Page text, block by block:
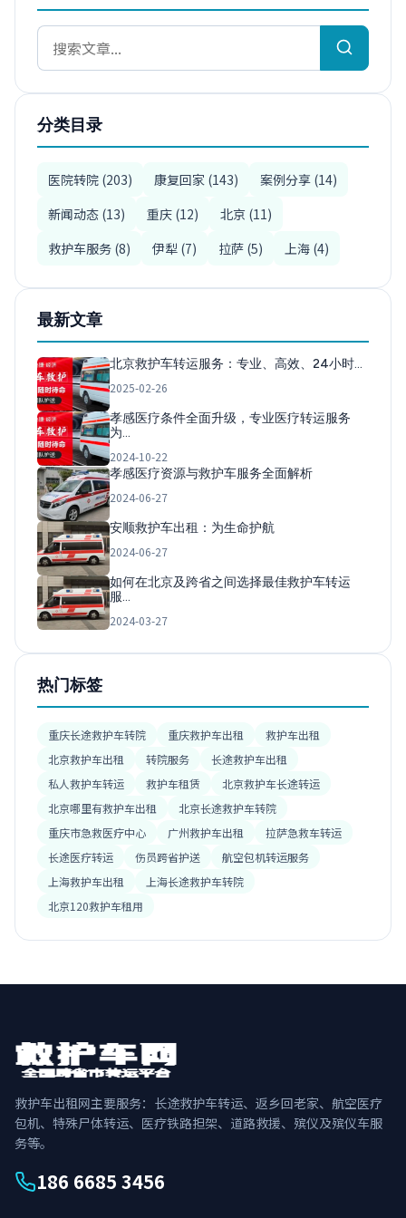
分类目录
医院转院 (203) 康复回家 (143)
案例分享 (14)
新闻动态 (13)
重庆 (12)
北京 (11)
救护车服务 (8)
伊犁 (7) 拉萨 (5) 上海 (4)
最新文章
北京救护车转运服务：专业、高效、24小时…
2025-02-26
孝感医疗条件全面升级，专业医疗转运服务
为…
2024-10-22
孝感医疗资源与救护车服务全面解析
2024-06-27
安顺救护车出租：为生命护航
2024-06-27
如何在北京及跨省之间选择最佳救护车转运
服…
2024-03-27
热门标签
重庆长途救护车转院 重庆救护车出租
救护车出租
北京救护车出租
转院服务
长途救护车出租
私人救护车转运
救护车租赁
北京救护车长途转运
北京哪里有救护车出租
北京长途救护车转院
重庆市急救医疗中心
广州救护车出租
拉萨急救车转运
长途医疗转运
伤员跨省护送
航空包机转运服务
上海救护车出租
上海长途救护车转院
北京120救护车租用
救护车出租网主要服务：长途救护车转运、返乡回老家、航空医疗
包机、特殊尸体转运、医疗铁路担架、道路救援、殡仪及殡仪车服
务等。
186 6685 3456